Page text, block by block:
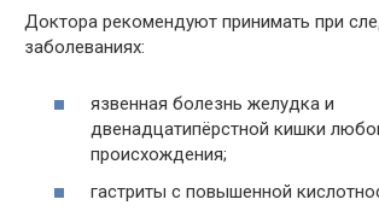
Доктора рекомендуют принимать при
заболеваниях:
язвенная болезнь желудка и
двенадцатипёрстной кишки
происхождения;
гастриты с повышенной